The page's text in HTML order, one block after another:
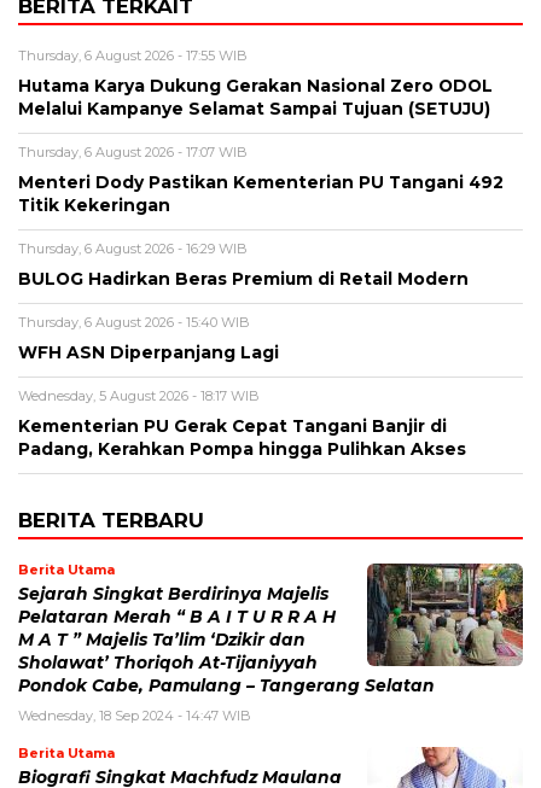
BERITA TERKAIT
Thursday, 6 August 2026 - 17:55 WIB
Hutama Karya Dukung Gerakan Nasional Zero ODOL
Melalui Kampanye Selamat Sampai Tujuan (SETUJU)
Thursday, 6 August 2026 - 17:07 WIB
Menteri Dody Pastikan Kementerian PU Tangani 492
Titik Kekeringan
Thursday, 6 August 2026 - 16:29 WIB
BULOG Hadirkan Beras Premium di Retail Modern
Thursday, 6 August 2026 - 15:40 WIB
WFH ASN Diperpanjang Lagi
Wednesday, 5 August 2026 - 18:17 WIB
Kementerian PU Gerak Cepat Tangani Banjir di
Padang, Kerahkan Pompa hingga Pulihkan Akses
BERITA TERBARU
Berita Utama
Sejarah Singkat Berdirinya Majelis
Pelataran Merah “ B A I T U R R A H
M A T ” Majelis Ta’lim ‘Dzikir dan
Sholawat’ Thoriqoh At-Tijaniyyah
Pondok Cabe, Pamulang – Tangerang Selatan
Wednesday, 18 Sep 2024 - 14:47 WIB
Berita Utama
Biografi Singkat Machfudz Maulana